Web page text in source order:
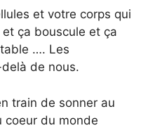
et votre corps qui
ça bouscule et ça
…. Les
de nous.
train de sonner au
coeur du monde